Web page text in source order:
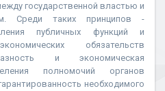
государственной властью и
Среди таких принципов -
публичных функций и
обязательств
и экономическая
полномочий органов
необходимого